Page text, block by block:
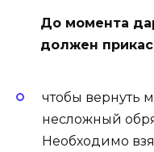
До момента
должен
чтобы вернуть
несложный
Необходимо